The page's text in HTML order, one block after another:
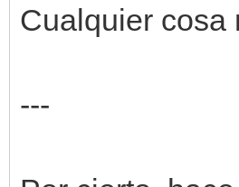
Cualquier
---